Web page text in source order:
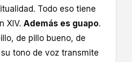
Todo eso tiene
XIV. Además es guapo.
de pillo bueno, de
tono de voz transmite